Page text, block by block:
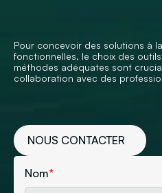
Pour concevoir des solutions à
fonctionnelles, le choix des
méthodes adéquates sont
collaboration avec des
NOUS CONTACTER
Nom*